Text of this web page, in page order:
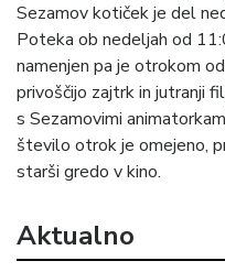
Sezamov kotiček je del
Poteka ob nedeljah od
namenjen pa je otrokom
privoščijo zajtrk in jutranji
s Sezamovimi
število otrok je omejeno,
starši gredo v kino.
Aktualno